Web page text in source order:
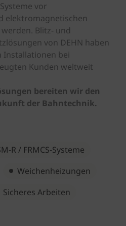
vor
elektromagnetischen
Blitz- und
von DEHN haben
Installationen bei
Kunden weltweit
bereiten wir den
der Bahntechnik.
R / FRMCS-Systeme
Weichenheizungen
Sicheres Arbeiten